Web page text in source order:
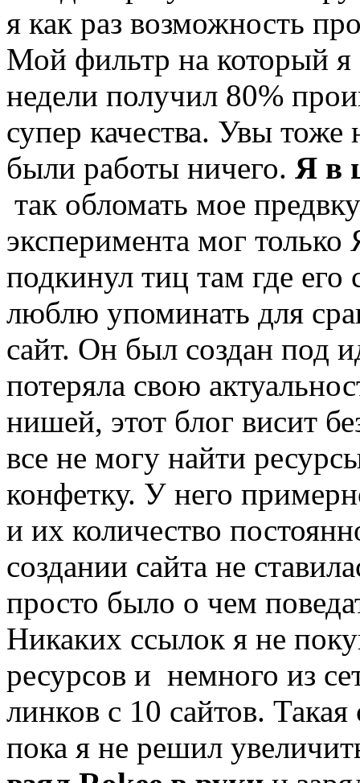
я как раз возможность
Мой фильтр на который я
недели получил 80%
супер качества. Увы
были работы ничего. Я в
так обломать мое
эксперимента мог
подкинул тиц там где
люблю упоминать для
сайт. Он был создан под
потеряла свою
нишей, этот блог висит
все не могу найти
конфетку. У него
и их количество
создании сайта не
просто было о чем
Никаких ссылок я не
ресурсов и немного из
линков с 10 сайтов.
пока я не решил